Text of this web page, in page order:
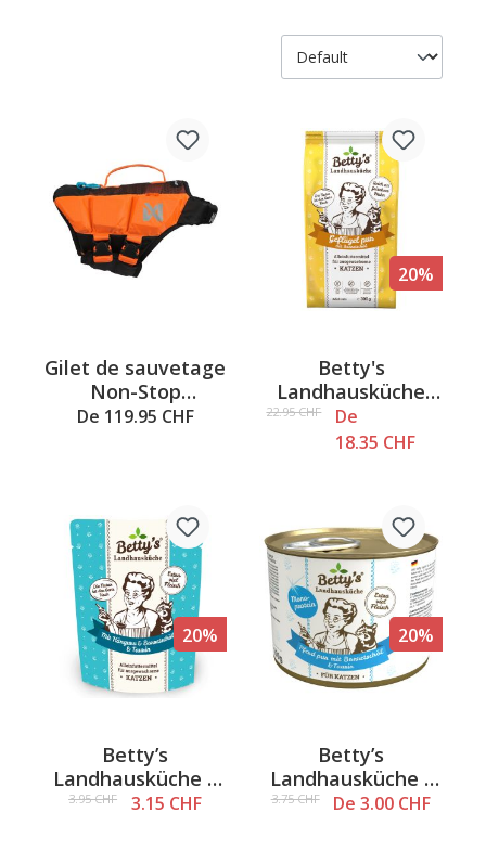
Gilet de sauvetage
Non-Stop
Protector
De 119.95 CHF
20%
Betty's
Landhausküche
Adult - Volaille
pure, croquettes
22.95 CHF
De
18.35 CHF
20%
Betty’s
Landhausküche –
Sachet fraîcheur
3.95 CHF 3.15 CHF
20%
Betty’s
Landhausküche -
Cheval Pur,
3.75 CHF De 3.00 CHF